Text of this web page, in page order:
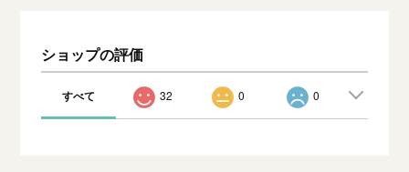
ショップの評価
すべて 32 0 0